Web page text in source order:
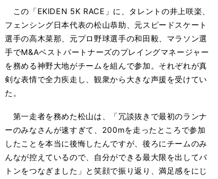
この「EKIDEN 5K RACE」に、タレントの井上咲楽、
フェンシング日本代表の松山恭助、元スピードスケート
選手の高木菜那、元プロ野球選手の和田毅、マラソン選
手でM&Aベストパートナーズのプレイングマネージャー
を務める神野大地がチームを組んで参加。それぞれが真
剣な表情で全力疾走し、観衆から大きな声援を受けてい
た。
第一走者を務めた松山は、「冗談抜きで最初のランナ
ーのみなさんが速すぎて、200mを走ったところで参加
したことを本当に後悔したんですが、後ろにチームのみ
んなが控えているので、自分ができる最大限を出してバ
トンをつなぎました」と笑顔で振り返り、満足感をにじ